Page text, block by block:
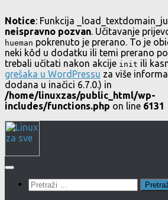
Notice: Funkcija
neispravno pozvan. Učitavanje
hueman pokrenuto je prerano. To je
neki kôd u dodatku ili temi prerano
trebali učitati nakon akcije init ili
grešaka u WordPressu za više
dodana u inačici 6.7.0.) in
/home/linuxzas/public_html/wp-
includes/functions.php on line 6131
Skip
to
Pretraži: